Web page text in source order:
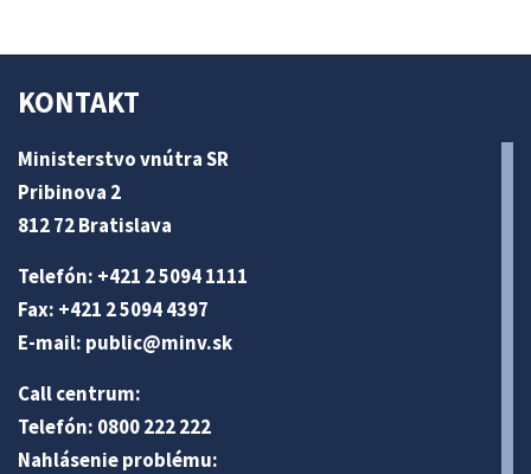
KONTAKT
Ministerstvo vnútra SR
Pribinova 2
812 72 Bratislava
Telefón: +421 2 5094 1111
Fax: +421 2 5094 4397
E-mail: public@minv.sk
Call centrum:
Telefón: 0800 222 222
Nahlásenie problému: